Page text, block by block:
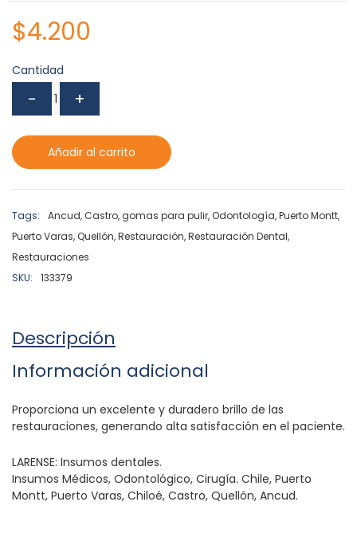
$4.200
Cantidad
Añadir al carrito
Tags: Ancud,Castro,gomas para pulir,Odontología,Puerto Montt,
Puerto Varas,Quellón,Restauración,Restauración Dental,
Restauraciones
SKU:
133379
Descripción
Información adicional
Proporciona un excelente y duradero brillo de las
restauraciones, generando alta satisfacción en el paciente.
LARENSE: Insumos dentales.
Insumos Médicos, Odontológico, Cirugía. Chile, Puerto
Montt, Puerto Varas, Chiloé, Castro, Quellón, Ancud.